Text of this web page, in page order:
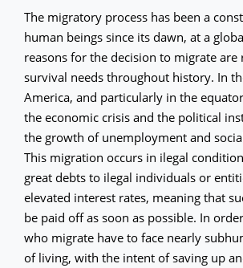
The migratory process has been a
human beings since its dawn, at a
reasons for the decision to migrate are
survival needs throughout history. In
America, and particularly in the
the economic crisis and the political
the growth of unemployment and
This migration occurs in ilegal
great debts to ilegal individuals or
elevated interest rates, meaning that
be paid off as soon as possible. In
who migrate have to face nearly
of living, with the intent of saving up